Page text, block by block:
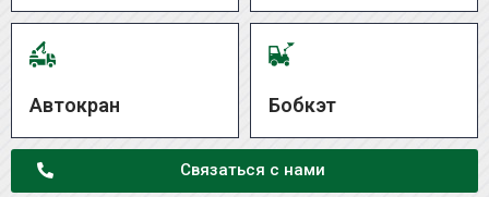
Автокран Бобкэт
Связаться с нами